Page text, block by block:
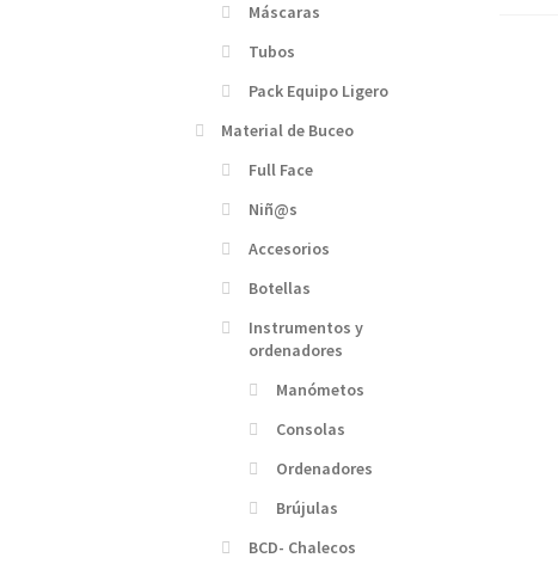
Máscaras
Tubos
Pack Equipo Ligero
Material de Buceo
Full Face
Niñ@s
Accesorios
Botellas
Instrumentos y
ordenadores
Manómetos
Consolas
Ordenadores
Brújulas
BCD- Chalecos